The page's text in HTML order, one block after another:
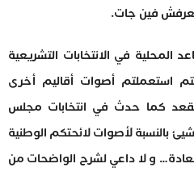
فين جات.
المحلية في الانتخابات التشريعية
استعملتم أصوات أقاليم أخرى
كما حدث في انتخابات مجلس
بالنسبة لأصوات لائحتكم الوطنية
كما العادة… و لا داعي لشرح الواضحات من